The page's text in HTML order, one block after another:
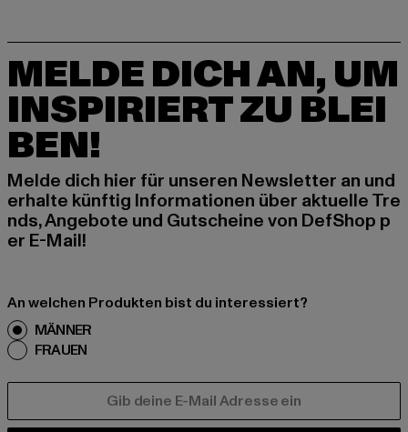
MELDE DICH AN, UM
INSPIRIERT ZU BLEI
BEN!
Melde dich hier für unseren Newsletter an und
erhalte künftig Informationen über aktuelle Tre
nds, Angebote und Gutscheine von DefShop p
er E-Mail!
An welchen Produkten bist du interessiert?
MÄNNER
FRAUEN